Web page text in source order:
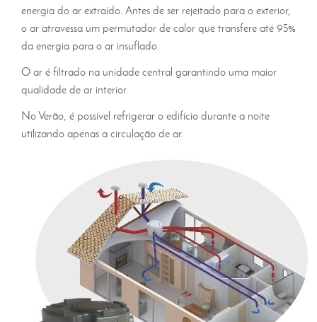
energia do ar extraído. Antes de ser rejeitado para o exterior,
o ar atravessa um permutador de calor que transfere até 95%
da energia para o ar insuflado.
O ar é filtrado na unidade central garantindo uma maior
qualidade de ar interior.
No Verão, é possível refrigerar o edifício durante a noite
utilizando apenas a circulação de ar.